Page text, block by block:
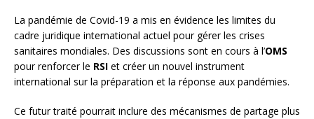
La pandémie de Covid-19 a mis en évidence les limites du
cadre juridique international actuel pour gérer les crises
sanitaires mondiales. Des discussions sont en cours à l’OMS
pour renforcer le RSI et créer un nouvel instrument
international sur la préparation et la réponse aux pandémies.
Ce futur traité pourrait inclure des mécanismes de partage plus